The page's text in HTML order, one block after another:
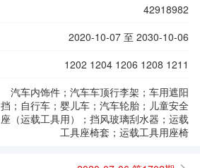
42918982
2020-10-07 至 2030-10-06
1202 1204 1206 1208 1211
汽车内饰件；汽车车顶行李架；车用遮阳
挡；自行车；婴儿车；汽车轮胎；儿童安全
座（运载工具用）；挡风玻璃刮水器；运载
工具座椅套；运载工具用座椅